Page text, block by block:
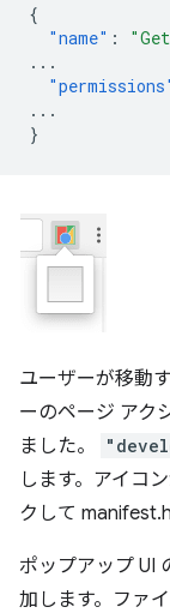
{
"name" :
...
...
}
ユーザーが移動
ーのページ アク
ました。
します。アイコ
クして
ポップアップ UI
加します。ファ